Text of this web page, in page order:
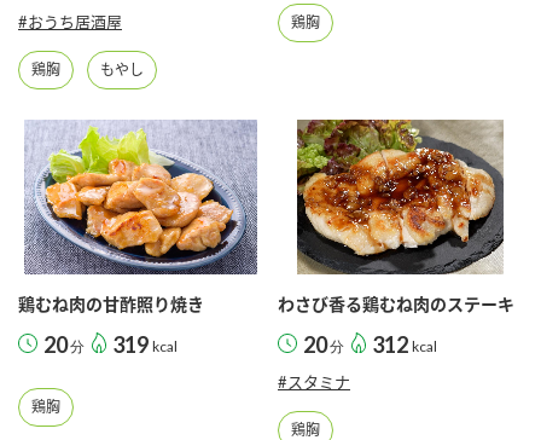
#おうち居酒屋
鶏胸 もやし
鶏胸
鶏むね肉の甘酢照り焼き
20分 319 kcal
鶏胸
わさび香る鶏むね肉のステーキ
20分 312 kcal
#スタミナ
鶏胸